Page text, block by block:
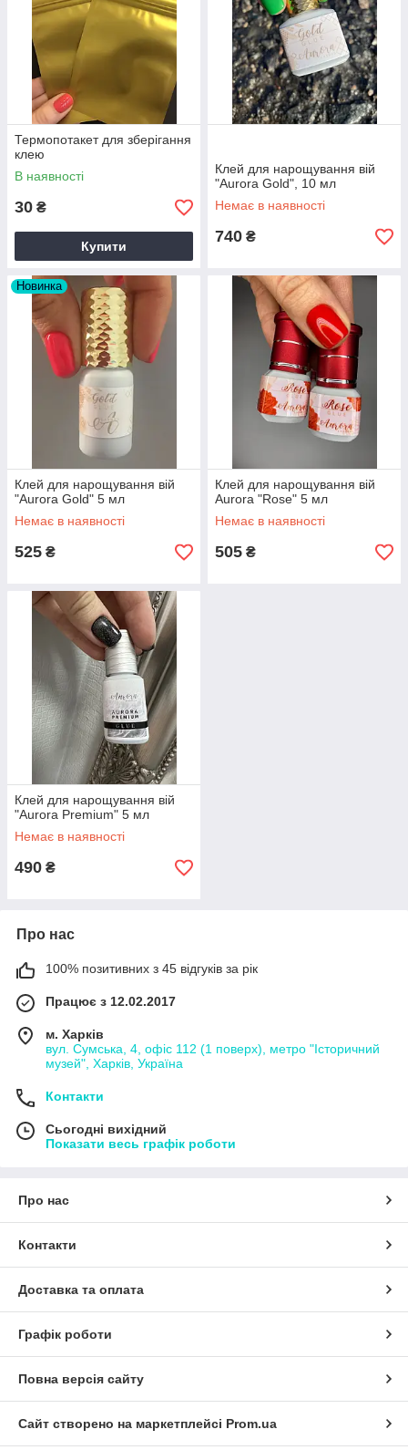
Термопотакет для зберігання
клею
В наявності
30 ₴
Купити
Клей для нарощування вій
"Aurora Gold", 10 мл
Немає в наявності
740 ₴
Новинка
Клей для нарощування вій
"Aurora Gold" 5 мл
Немає в наявності
525 ₴
Клей для нарощування вій
Aurora "Rose" 5 мл
Немає в наявності
505 ₴
Клей для нарощування вій
"Aurora Premium" 5 мл
Немає в наявності
490 ₴
Про нас
100% позитивних з 45 відгуків за рік
Працює з 12.02.2017
м. Харків
вул. Сумська, 4, офіс 112 (1 поверх), метро "Історичний
музей", Харків, Україна
Контакти
Сьогодні вихідний
Показати весь графік роботи
Про нас
Контакти
Доставка та оплата
Графік роботи
Повна версія сайту
Сайт створено на маркетплейсі Prom.ua